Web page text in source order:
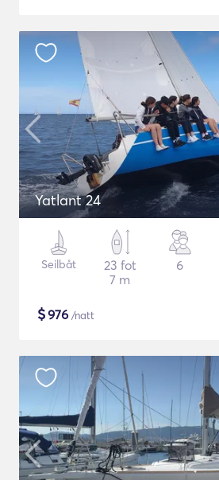
Yatlant 24
Seilbåt
23 fot
7 m
6
$976 /natt